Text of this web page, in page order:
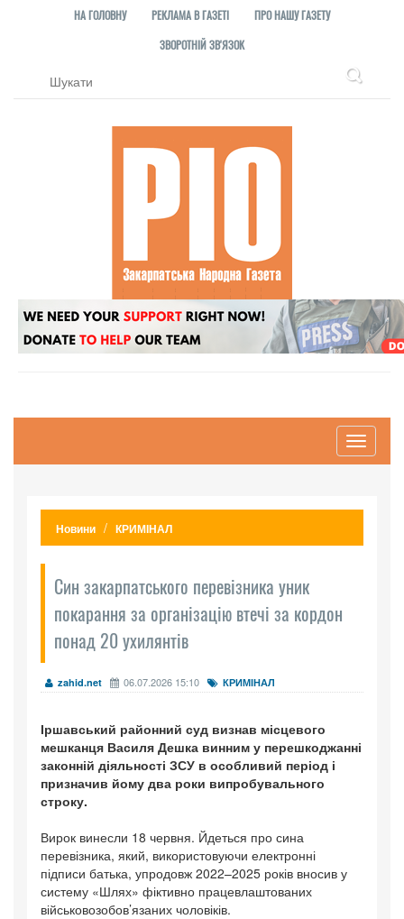
НА ГОЛОВНУ РЕКЛАМА В ГАЗЕТІ
ПРО НАШУ ГАЗЕТУ
ЗВОРОТНІЙ ЗВ'ЯЗОК
Toggle
Новини КРИМІНАЛ
Син закарпатського перевізника уник
покарання за організацію втечі за кордон
понад 20 ухилянтів
zahid.net 06.07.2026 15:10 КРИМІНАЛ
Іршавський районний суд визнав місцевого
мешканця Василя Дешка винним у перешкоджанні
законній діяльності ЗСУ в особливий період і
призначив йому два роки випробувального
строку.
Вирок винесли 18 червня. Йдеться про сина
перевізника, який, використовуючи електронні
підписи батька, упродовж 2022–2025 років вносив у
систему «Шлях» фіктивно працевлаштованих
військовозобов’язаних чоловіків.